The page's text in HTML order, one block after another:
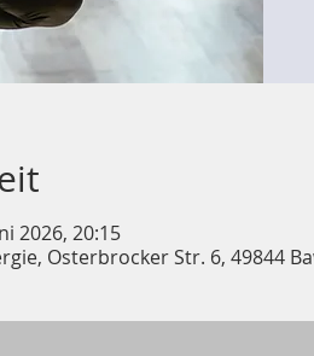
2026, 20:15
Osterbrocker Str. 6, 49844